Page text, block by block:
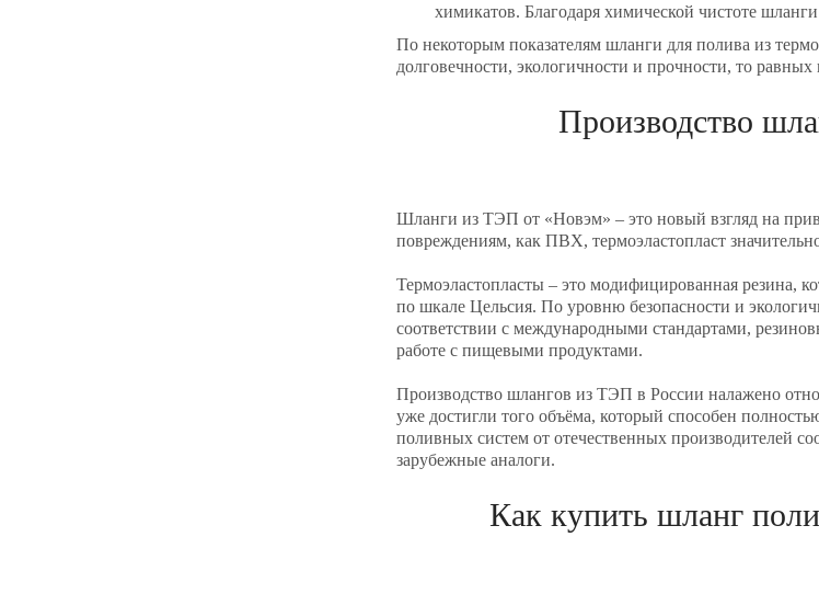
химикатов. Благодаря химической чистоте
По некоторым показателям шланги для полива из
долговечности, экологичности и прочности, то
Производство
Шланги из ТЭП от «Новэм» – это новый взгляд на
повреждениям, как ПВХ, термоэластопласт
Термоэластопласты – это модифицированная резина,
по шкале Цельсия. По уровню безопасности и
соответствии с международными стандартами,
работе с пищевыми продуктами.
Производство шлангов из ТЭП в России налажено
уже достигли того объёма, который способен
поливных систем от отечественных производителей
зарубежные аналоги.
Как купить шланг